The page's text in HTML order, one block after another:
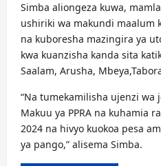
Simba aliongeza kuwa,
ushiriki wa makundi maalum
na kuboresha mazingira ya
kwa kuanzisha kanda sita
Saalam, Arusha,
“Na tumekamilisha ujenzi wa
Makuu ya PPRA na kuhamia
2024 na hivyo kuokoa pesa
ya pango,” alisema Simba.